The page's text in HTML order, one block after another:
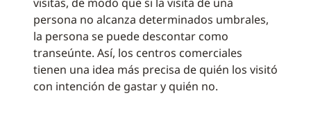
persona no alcanza determinados umbrales,
la persona se puede descontar como
transeúnte. Así, los centros comerciales
tienen una idea más precisa de quién los visitó
con intención de gastar y quién no.